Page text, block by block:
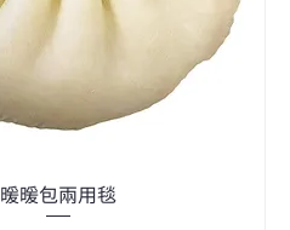
暖暖包兩用毯